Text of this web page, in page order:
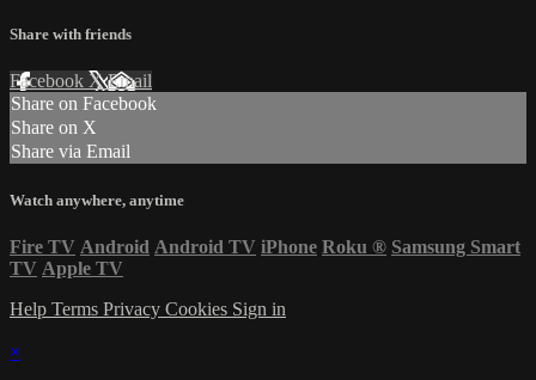
Share with friends
Facebook XEmail
Share on Facebook
Share on X
Share via Email
Watch anywhere, anytime
Fire TV Android Android TV iPhone Roku ® Samsung Smart
TV Apple TV
Help Terms Privacy Cookies Sign in
×